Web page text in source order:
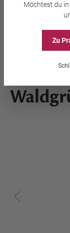
Wohlbefinden
Möchtest du
Zu